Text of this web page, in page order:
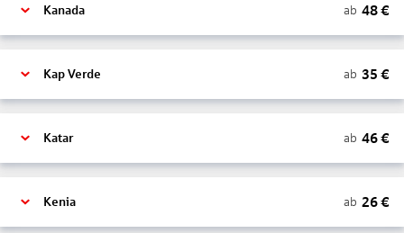
Kanada ab 48€
Kap Verde ab 35 €
Katar ab 46€
Kenia ab 26€